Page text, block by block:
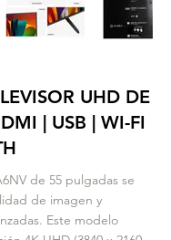
UHD DE
| USB | WI-FI
de 55 pulgadas se
de imagen y
Este modelo